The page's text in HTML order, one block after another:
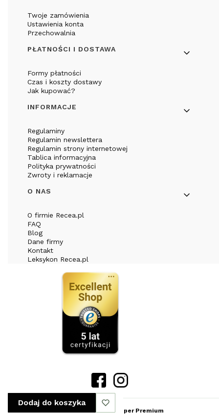
Twoje zamówienia
Ustawienia konta
Przechowalnia
PŁATNOŚCI I DOSTAWA
Formy płatności
Czas i koszty dostawy
Jak kupować?
INFORMACJE
Regulaminy
Regulamin newslettera
Regulamin strony internetowej
Tablica informacyjna
Polityka prywatności
Zwroty i reklamacje
O NAS
O firmie Recea.pl
FAQ
Blog
Dane firmy
Kontakt
Leksykon Recea.pl
Sklep internetowyShoper Premium
Dodaj do koszyka